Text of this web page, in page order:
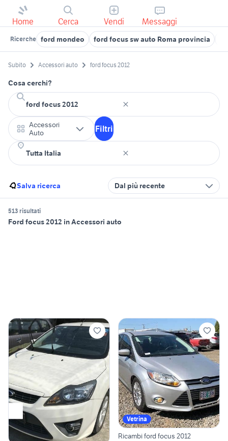
Home Cerca Vendi Messaggi
Ricerche ford mondeo ford focus sw auto Roma provincia
Subito Accessori auto ford focus 2012
Cosa cerchi?
Accessori
Auto
Filtri
Salva ricerca Dal più recente
513 risultati
Ford focus 2012 in Accessori auto
Vetrina
Ricambi ford focus 2012